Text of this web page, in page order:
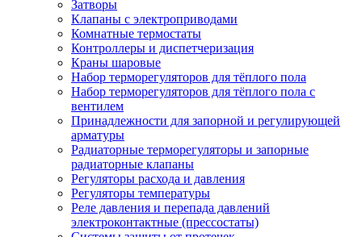
Затворы
Клапаны с электроприводами
Комнатные термостаты
Контроллеры и диспетчеризация
Краны шаровые
Набор терморегуляторов для тёплого пола
Набор терморегуляторов для тёплого пола с
вентилем
Принадлежности для запорной и регулирующей
арматуры
Радиаторные терморегуляторы и запорные
радиаторные клапаны
Регуляторы расхода и давления
Регуляторы температуры
Реле давления и перепада давлений
электроконтактные (прессостаты)